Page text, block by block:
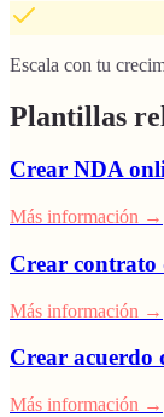
Escala con tu
Plantillas
Crear NDA
Más información →
Crear
Más información →
Crear acuerdo
Más información →